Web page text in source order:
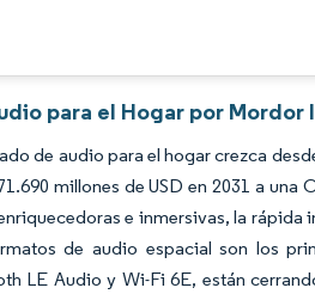
para el Hogar por
de audio para el hogar crezca
millones de USD en 2031 a
e inmersivas, la
de audio espacial son los
LE Audio y Wi-Fi 6E, están